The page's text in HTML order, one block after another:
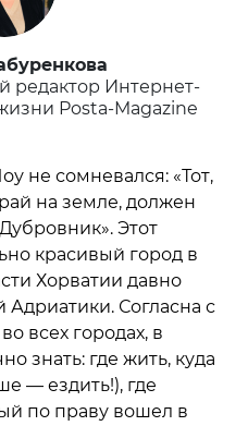
редактор Интернет-
Posta-Magazine
не сомневался: «Тот,
на земле, должен
Этот
красивый город в
Хорватии давно
Согласна с
всех городах, в
знать: где жить, куда
— ездить!), где
по праву вошел в